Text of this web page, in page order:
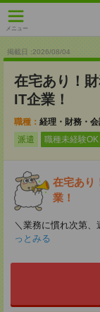
メニュー
掲載日 :2026/08/04
在宅あり！
IT企業！
職種： 経理・財務・
派遣
職種未経験OK
在宅あり
業！
＼業務に慣れ次第
っとみる